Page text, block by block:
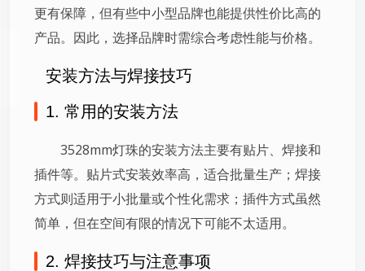
更有保障，但有些中小型品牌也能提供性价比高的
产品。因此，选择品牌时需综合考虑性能与价格。
安装方法与焊接技巧
1. 常用的安装方法
3528mm灯珠的安装方法主要有贴片、焊接和
插件等。贴片式安装效率高，适合批量生产；焊接
方式则适用于小批量或个性化需求；插件方式虽然
简单，但在空间有限的情况下可能不太适用。
2. 焊接技巧与注意事项